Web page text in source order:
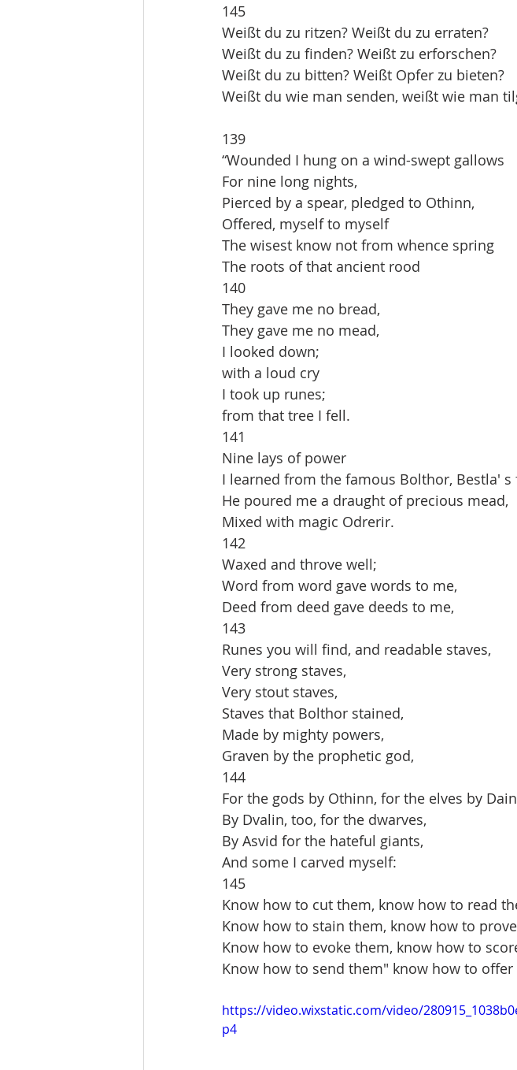
145
Weißt du zu ritzen? Weißt du zu erraten?
Weißt du zu finden? Weißt zu erforschen?
Weißt du zu bitten? Weißt Opfer zu bieten?
Weißt du wie man senden, weißt wie man
139
“Wounded I hung on a wind-swept gallows
For nine long nights,
Pierced by a spear, pledged to Othinn,
Offered, myself to myself
The wisest know not from whence spring
The roots of that ancient rood
140
They gave me no bread,
They gave me no mead,
I looked down;
with a loud cry
I took up runes;
from that tree I fell.
141
Nine lays of power
I learned from the famous Bolthor, Bestla' s
He poured me a draught of precious mead,
Mixed with magic Odrerir.
142
Waxed and throve well;
Word from word gave words to me,
Deed from deed gave deeds to me,
143
Runes you will find, and readable staves,
Very strong staves,
Very stout staves,
Staves that Bolthor stained,
Made by mighty powers,
Graven by the prophetic god,
144
For the gods by Othinn, for the elves by
By Dvalin, too, for the dwarves,
By Asvid for the hateful giants,
And some I carved myself:
145
Know how to cut them, know how to read
Know how to stain them, know how to
Know how to evoke them, know how to
Know how to send them" know how to offer
https://video.wixstatic.com/video/
p4